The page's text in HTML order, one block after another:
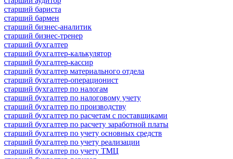
старший бариста
старший бармен
старший бизнес-аналитик
старший бизнес-тренер
старший бухгалтер
старший бухгалтер-калькулятор
старший бухгалтер-кассир
старший бухгалтер материального отдела
старший бухгалтер-операционист
старший бухгалтер по налогам
старший бухгалтер по налоговому учету
старший бухгалтер по производству
старший бухгалтер по расчетам с поставщиками
старший бухгалтер по расчету заработной платы
старший бухгалтер по учету основных средств
старший бухгалтер по учету реализации
старший бухгалтер по учету ТМЦ